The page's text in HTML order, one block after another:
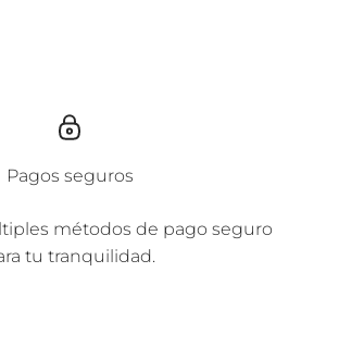
Pagos seguros
métodos de pago seguro
tu tranquilidad.